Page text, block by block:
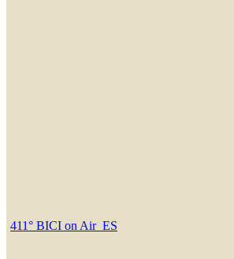
411° BICI on Air_ES